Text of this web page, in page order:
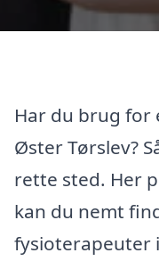
Har du brug for
Øster Tørslev?
rette sted. Her
kan du nemt
fysioterapeuter